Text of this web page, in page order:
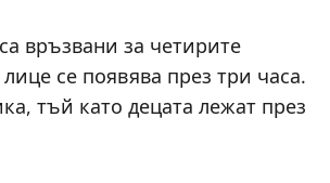
връзвани за четирите
се появява през три часа.
тъй като децата лежат през